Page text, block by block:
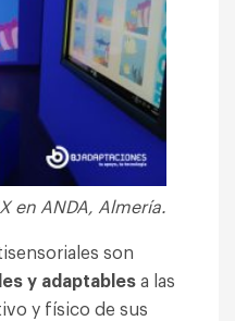
en ANDA, Almería.
son
y adaptablesa las
y físico de sus